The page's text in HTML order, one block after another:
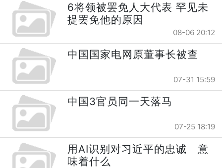
6将领被罢免人大代表 罕见未
提罢免他的原因
08-06 20:12
中国国家电网原董事长被查
07-31 15:59
中国3官员同一天落马
07-25 18:19
用AI识别对习近平的忠诚 意
味着什么